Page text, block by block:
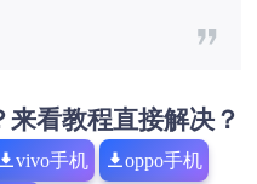
看教程直接解决？
vivo手机 oppo手机